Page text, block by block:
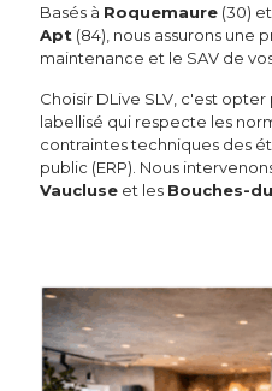
Basés à Roquemaure (30)
Apt (84), nous assurons une
maintenance et le SAV de
Choisir DLive SLV, c'est
labellisé qui respecte les
contraintes techniques des
public (ERP). Nous
Vaucluse et les Bouches-